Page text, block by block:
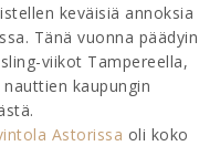
keväisiä annoksia
Tänä vuonna päädyin
viikot Tampereella,
kaupungin
Astorissa oli koko